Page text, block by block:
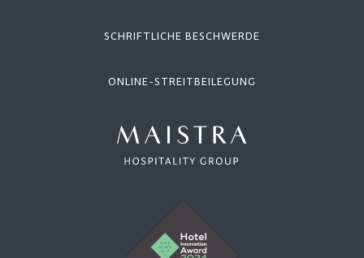
SCHRIFTLICHE BESCHWERDE
ONLINE-STREITBEILEGUNG